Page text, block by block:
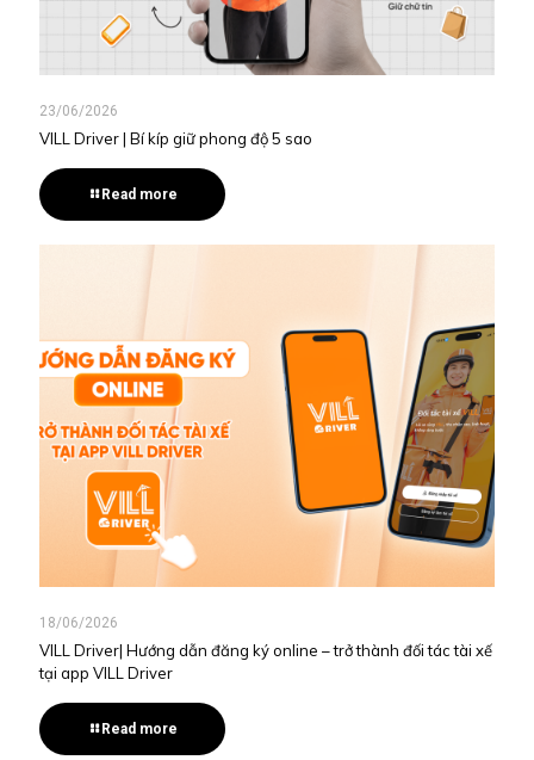
23/06/2026
VILL Driver | Bí kíp giữ phong độ 5 sao
Read more
18/06/2026
VILL Driver| Hướng dẫn đăng ký online – trở thành đối tác tài xế
tại app VILL Driver
Read more